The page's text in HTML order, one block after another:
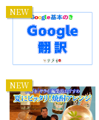
NEW
NEW